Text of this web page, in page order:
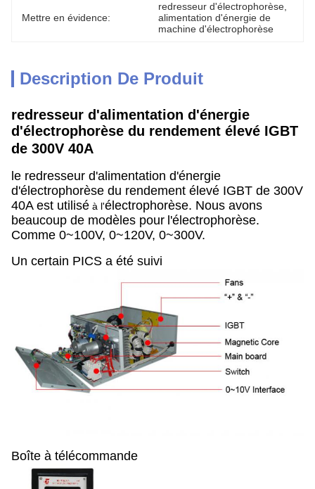
Mettre en évidence:
redresseur d'électrophorèse
alimentation d'énergie de
machine d'électrophorèse
Description De Produit
redresseur d'alimentation d'énergie
d'électrophorèse du rendement élevé IGBT
de 300V 40A
le redresseur d'alimentation d'énergie
d'électrophorèse du rendement élevé IGBT de 300V
40A est utilisé à l'électrophorèse. Nous avons
beaucoup de modèles pour l'électrophorèse.
Comme 0~100V, 0~120V, 0~300V.
Un certain PICS a été suivi
Boîte à télécommande